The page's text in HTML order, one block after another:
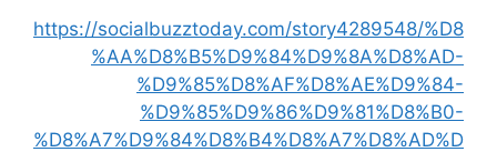
https://socialbuzztoday.com/story4289548/%D8
%AA%D8%B5%D9%84%D9%8A%D8%AD-
%D9%85%D8%AF%D8%AE%D9%84-
%D9%85%D9%86%D9%81%D8%B0-
%D8%A7%D9%84%D8%B4%D8%A7%D8%AD%D